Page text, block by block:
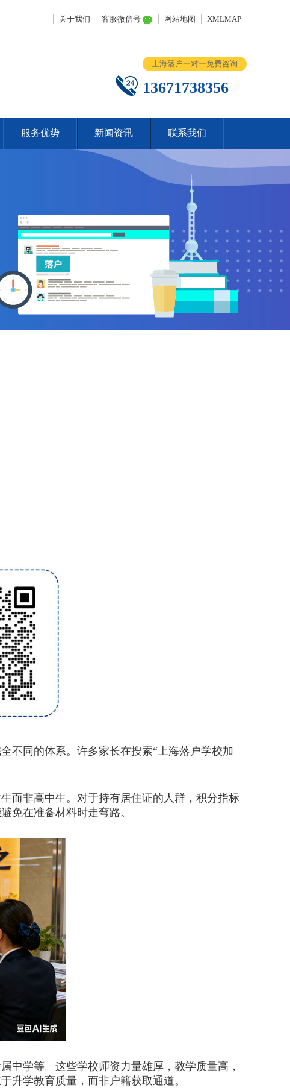
关于我们 客服微信号 网站地图 XMLMAP
上海落户一对一免费咨询
13671738356
服务优势 新闻资讯 联系我们
同的体系。许多家长在搜索“上海落户学校加
而非高中生。对于持有居住证的人群，积分指标
免在准备材料时走弯路。
学等。这些学校师资力量雄厚，教学质量高，
升学教育质量，而非户籍获取通道。